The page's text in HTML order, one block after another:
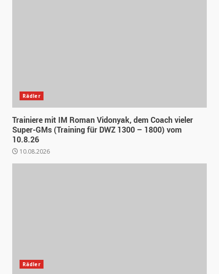
Rädler
Trainiere mit IM Roman Vidonyak, dem Coach vieler
Super-GMs (Training für DWZ 1300 – 1800) vom
10.8.26
10.08.2026
Rädler